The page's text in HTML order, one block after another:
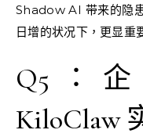
Shadow AI 带来的隐
日增的状况下，更显重
Q5：
KiloClaw